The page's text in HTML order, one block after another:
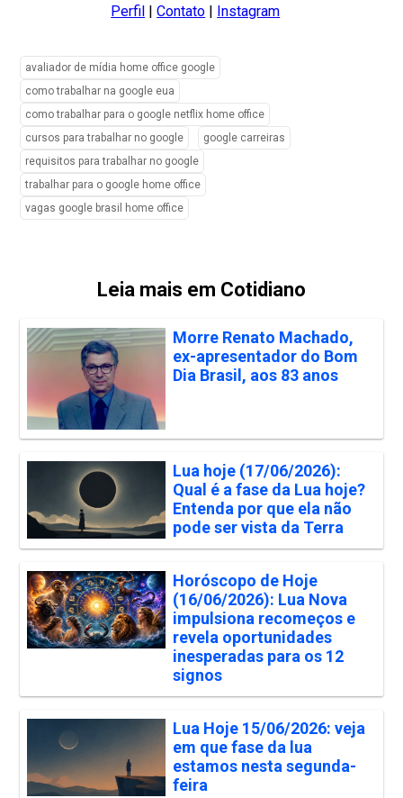
Perfil |Contato Instagram
avaliador de mídia home office google
como trabalhar na google eua
como trabalhar para o google netflix home office
cursos para trabalhar no google
google carreiras
requisitos para trabalhar no google
trabalhar para o google home office
vagas google brasil home office
Leia mais em Cotidiano
Morre Renato Machado,
ex-apresentador do Bom
Dia Brasil, aos 83 anos
Lua hoje (17/06/2026):
Qual é a fase da Lua hoje?
Entenda por que ela não
pode ser vista da Terra
Horóscopo de Hoje
(16/06/2026): Lua Nova
impulsiona recomeços e
revela oportunidades
inesperadas para os 12
signos
Lua Hoje 15/06/2026: veja
em que fase da lua
estamos nesta segunda-
feira